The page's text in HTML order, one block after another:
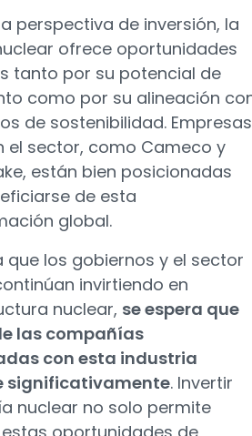
perspectiva de inversión, la
ofrece oportunidades
tanto por su potencial de
como por su alineación
de sostenibilidad. Empresas
el sector, como Cameco y
están bien posicionadas
de esta
global.
que los gobiernos y el sector
invirtiendo en
nuclear, se espera que
las compañías
con esta industria
significativamente. Invertir
nuclear no solo permite